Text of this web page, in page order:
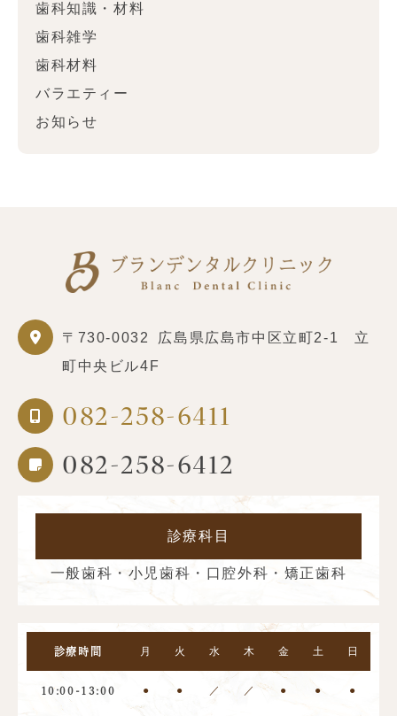
歯科知識・材料
歯科雑学
歯科材料
バラエティー
お知らせ
〒730-0032
広島県広島市中区立町2-1 立
町中央ビル4F
082-258-6411
082-258-6412
診療科目
一般歯科・小児歯科・口腔外科・矯正歯科
診療時間 月 火 水 木 金 土 日
10:00-13:00 ● ● ／ ／ ● ● ●